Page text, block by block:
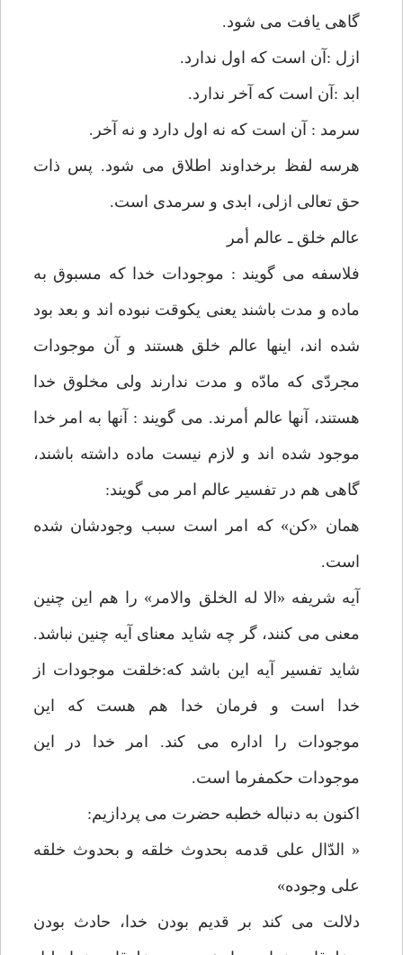
گاهی یافت می شود.
ازل :آن است که اول ندارد.
ابد :آن است که آخر ندارد.
سرمد : آن است که نه اول دارد و نه آخر.
هرسه لفظ برخداوند اطلاق می شود. پس ذات
حق تعالی ازلی، ابدی و سرمدی است.
عالم خلق ـ عالم أمر
فلاسفه می گویند : موجودات خدا که مسبوق به
ماده و مدت باشند یعنی یکوقت نبوده اند و بعد بود
شده اند، اینها عالم خلق هستند و آن موجودات
مجردّی که مادّه و مدت ندارند ولی مخلوق خدا
هستند، آنها عالم أمرند. می گویند : آنها به امر خدا
موجود شده اند و لازم نیست ماده داشته باشند،
گاهی هم در تفسیر عالم امر می گویند:
همان «کن» که امر است سبب وجودشان شده
است.
آیه شریفه «الا له الخلق والامر» را هم این چنین
معنی می کنند، گر چه شاید معنای آیه چنین نباشد.
شاید تفسیر آیه این باشد که:خلقت موجودات از
خدا است و فرمان خدا هم هست که این
موجودات را اداره می کند. امر خدا در این
موجودات حکمفرما است.
اکنون به دنباله خطبه حضرت می پردازیم:
« الدّال علی قدمه بحدوث خلقه و بحدوث خلقه
علی وجوده»
دلالت می کند بر قدیم بودن خدا، حادث بودن